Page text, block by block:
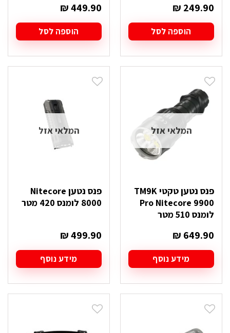
₪ 249.90
הוספה לסל
₪449.90
הוספה לסל
המלאי אזל
פנס נטען טקטי TM9K
Pro Nitecore 9900
לומנס 510 מטר
₪ 649.90
מידע נוסף
המלאי אזל
פנס נטען Nitecore
8000 לומנס 420 מטר
₪499.90
מידע נוסף